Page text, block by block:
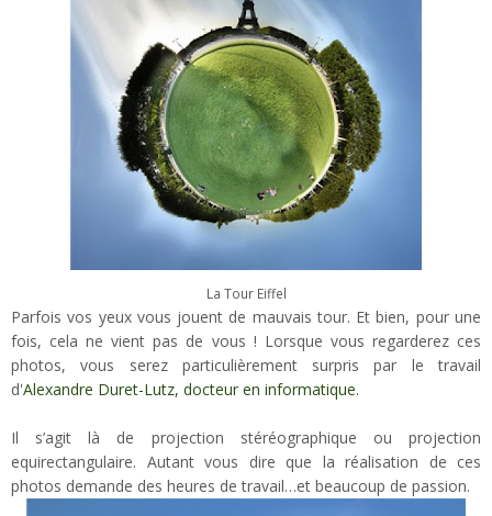
La Tour Eiffel
Parfois vos yeux vous jouent de mauvais tour. Et bien, pour une
fois, cela ne vient pas de vous ! Lorsque vous regarderez ces
photos, vous serez particulièrement surpris par le travail
d'Alexandre Duret-Lutz, docteur en informatique.
Il s’agit là de projection stéréographique ou projection
equirectangulaire. Autant vous dire que la réalisation de ces
photos demande des heures de travail…et beaucoup de passion.